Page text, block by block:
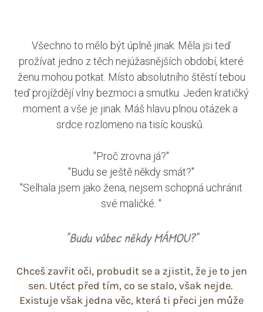
Všechno to mělo být úplně jinak. Měla jsi teď
prožívat jedno z těch nejúžasnějších období, které
ženu mohou potkat. Místo absolutního štěstí tebou
teď projíždějí vlny bezmoci a smutku. Jeden kratičký
moment a vše je jinak. Máš hlavu plnou otázek a
srdce rozlomeno na tisíc kousků.
"Proč zrovna já?"
"Budu se ještě někdy smát?"
"Selhala jsem jako žena, nejsem schopná uchránit
své maličké. "
"Budu vůbec někdy MÁMOU?"
Chceš zavřit oči, probudit se a zjistit, že je to jen
sen. Utéct před tím, co se stalo, však nejde.
Existuje však jedna věc, která ti přeci jen může